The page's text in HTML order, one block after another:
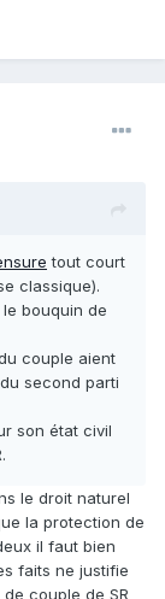
tout court
classique).
bouquin de
couple aient
second parti
son état civil
le droit naturel
la protection de
il faut bien
faits ne justifie
couple de SR